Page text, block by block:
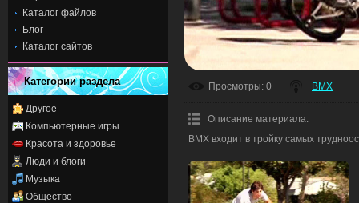
Каталог файлов
Блог
Каталог сайтов
Категории раздела
Другое
Компьютерные игры
Красота и здоровье
Люди и блоги
Музыка
Общество
Просмотры: 0 BMX
Описание материала:
BMX входит в тройку самых